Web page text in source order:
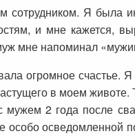
Я была
и мне кажется,
мне напоминал
огромное счастье.
в моем
2 года после
особо